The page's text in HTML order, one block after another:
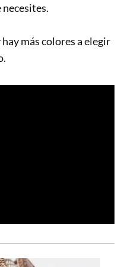
necesites.
más colores a elegir